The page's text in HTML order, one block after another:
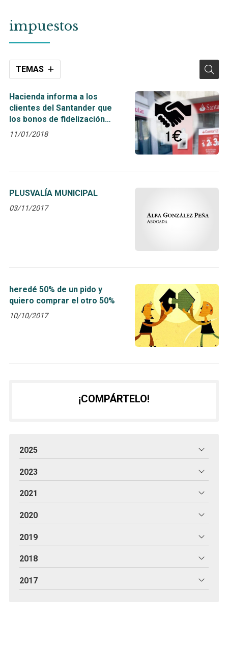
impuestos
TEMAS
Hacienda informa a los
clientes del Santander que
los bonos de fidelización
tributan
11/01/2018
PLUSVALÍA MUNICIPAL
03/11/2017
heredé 50% de un pido y
quiero comprar el otro 50%
10/10/2017
¡COMPÁRTELO!
2025
2023
2021
2020
2019
2018
2017